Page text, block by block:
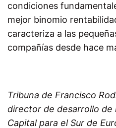
condiciones
mejor binomio
caracteriza a las
compañías desde hace
Tribuna de Francisco
director de desarrollo de
Capital para el Sur de